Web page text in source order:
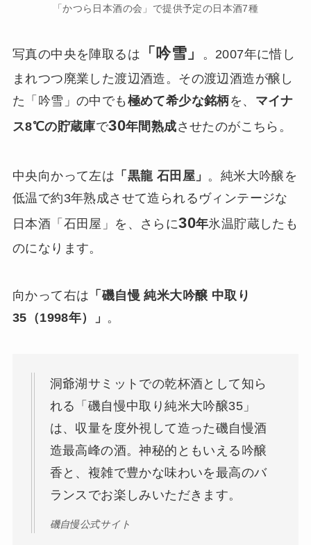
「かつら日本酒の会」で提供予定の日本酒7種
写真の中央を陣取るは 「吟雪」
。2007年に惜し
まれつつ廃業した渡辺酒造。その渡辺酒造が醸し
た「吟雪」の中でも 極めて希少な銘柄を、 マイナ
ス8℃の貯蔵庫で30年間熟成させたのがこちら。
中央向かって左は 「黒龍 石田屋」 。純米大吟醸を
低温で約3年熟成させて造られるヴィンテージな
日本酒「石田屋」を、さらに30年氷温貯蔵したも
のになります。
向かって右は 「磯自慢 純米大吟醸 中取り
35（1998年）」 。
洞爺湖サミットでの乾杯酒として知ら
れる「磯自慢中取り純米大吟醸35」
は、収量を度外視して造った磯自慢酒
造最高峰の酒。神秘的ともいえる吟醸
香と、複雑で豊かな味わいを最高のバ
ランスでお楽しみいただきます。
磯自慢公式サイト